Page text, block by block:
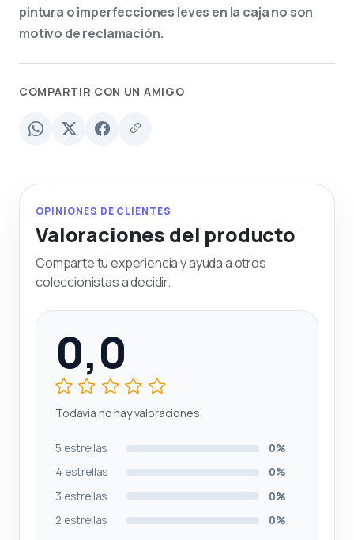
pintura o imperfecciones leves en la caja no son
motivo de reclamación.
COMPARTIR CON UN AMIGO
OPINIONES DE CLIENTES
Valoraciones del producto
Comparte tu experiencia y ayuda a otros
coleccionistas a decidir.
0,0
Todavía no hay valoraciones
5 estrellas
0%
4 estrellas
0%
3 estrellas
0%
2 estrellas
0%